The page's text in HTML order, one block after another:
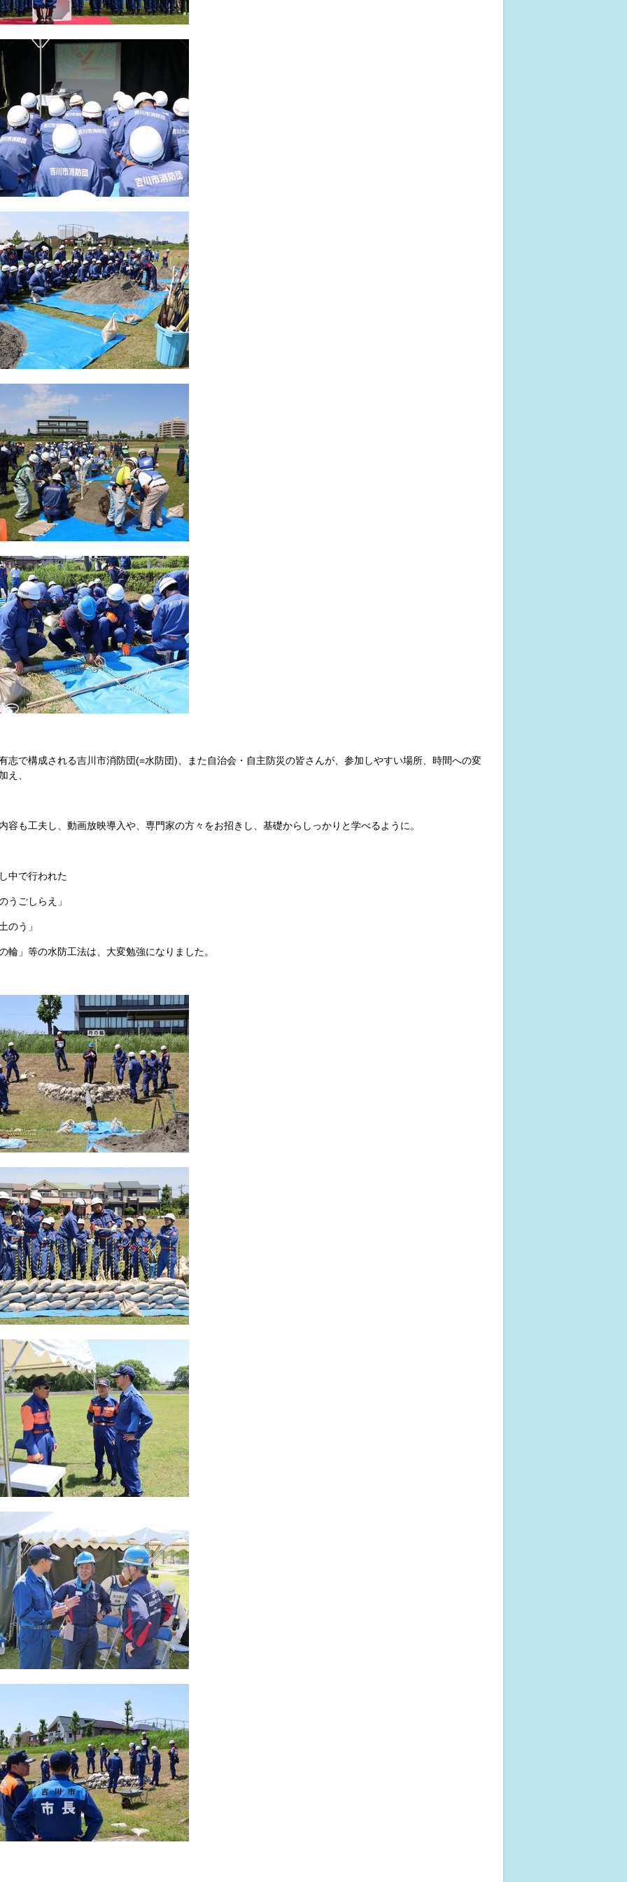
志で構成される吉川市消防団(=水防団)、また自治会・自主防災の皆さんが、参加しやすい場所、時間への変
え、
容も工夫し、動画放映導入や、専門家の方々をお招きし、基礎からしっかりと学べるように。
中で行われた
うごしらえ」
のう」
輪」等の水防工法は、大変勉強になりました。